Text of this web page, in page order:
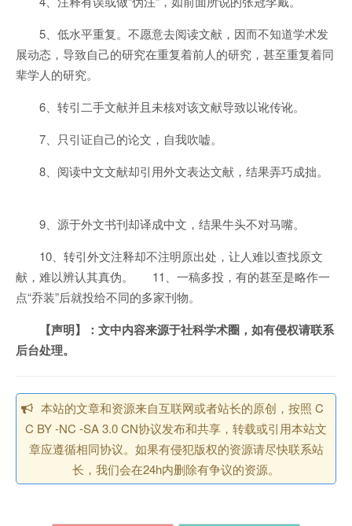
5、低水平重复。不愿意去阅读文献，因而不知道学术发
展动态，导致自己的研究在重复着前人的研究，甚至重复着同
辈学人的研究。
6、转引二手文献并且未核对该文献导致以讹传讹。
7、只引证自己的论文，自我吹嘘。
8、阅读中文文献却引用外文表达文献，结果弄巧成拙。
9、源于外文书刊却译成中文，结果牛头不对马嘴。
10、转引外文注释却不注明原出处，让人难以查找原文
献，难以辨认其真伪。 11、一稿多投，有的甚至是略作一
点“乔装”后就投给不同的多家刊物。
【声明】：文中内容来源于社科学术圈，如有侵权请联系
后台处理。
本站的文章和资源来自互联网或者站长的原创，按照 C
C BY -NC -SA 3.0 CN协议发布和共享，转载或引用本站文
章应遵循相同协议。如果有侵犯版权的资源请尽快联系站
长，我们会在24h内删除有争议的资源。